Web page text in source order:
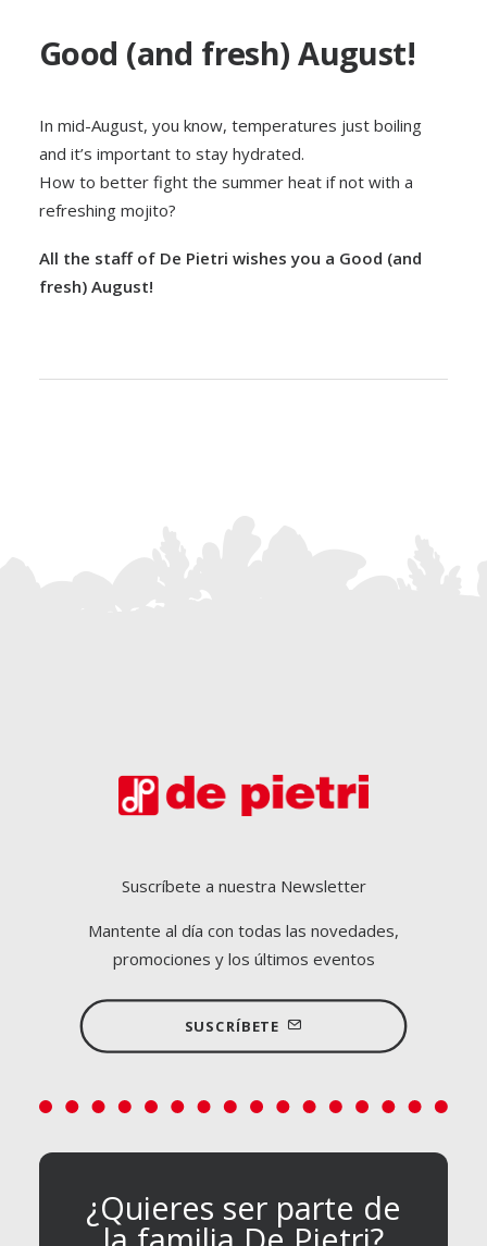
Good (and fresh) August!
In mid-August, you know, temperatures just boiling
and it’s important to stay hydrated.
How to better fight the summer heat if not with a
refreshing mojito?
All the staff of De Pietri wishes you a Good (and
fresh) August!
Suscríbete a nuestra Newsletter
Mantente al día con todas las novedades,
promociones y los últimos eventos
SUSCRÍBETE
¿Quieres ser parte de